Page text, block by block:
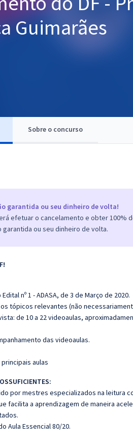
Guimarães
Sobre o concurso
garantida ou seu dinheiro de volta!
efetuar o cancelamento e obter 100%
garantida ou seu dinheiro de volta.
nº 1 - ADASA, de 3 de Março de 2020.
tópicos relevantes (não
de 10 a 22 videoaulas,
das videoaulas.
aulas
por mestres especializados na leitura
facilita a aprendizagem de maneira
Aula Essencial 80/20.